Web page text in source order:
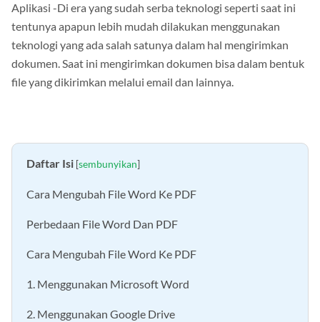
Aplikasi -Di era yang sudah serba teknologi seperti saat ini
tentunya apapun lebih mudah dilakukan menggunakan
teknologi yang ada salah satunya dalam hal mengirimkan
dokumen. Saat ini mengirimkan dokumen bisa dalam bentuk
file yang dikirimkan melalui email dan lainnya.
Daftar Isi [sembunyikan]
Cara Mengubah File Word Ke PDF
Perbedaan File Word Dan PDF
Cara Mengubah File Word Ke PDF
1. Menggunakan Microsoft Word
2. Menggunakan Google Drive